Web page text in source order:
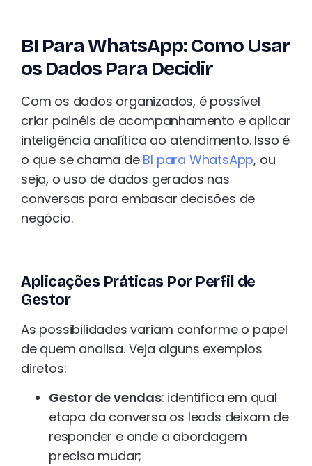
BI Para WhatsApp: Como Usar
os Dados Para Decidir
Com os dados organizados, é possível
criar painéis de acompanhamento e aplicar
inteligência analítica ao atendimento. Isso é
o que se chama de BI para WhatsApp, ou
seja, o uso de dados gerados nas
conversas para embasar decisões de
negócio.
Aplicações Práticas Por Perfil de
Gestor
As possibilidades variam conforme o papel
de quem analisa. Veja alguns exemplos
diretos:
Gestor de vendas: identifica em qual
etapa da conversa os leads deixam de
responder e onde a abordagem
precisa mudar;